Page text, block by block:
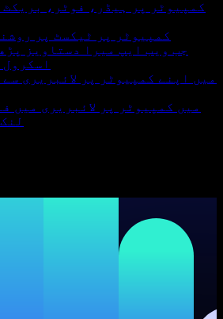
کمپیوٹر پر ہیڈر، فوٹر،
کمپیوٹر پر ٹیکسٹ پر
جب ویب ایپ میرا دستاویز
میں اپنے کمپیوٹر پر لائبریری
میں کمپیوٹر پر لائبریری میں